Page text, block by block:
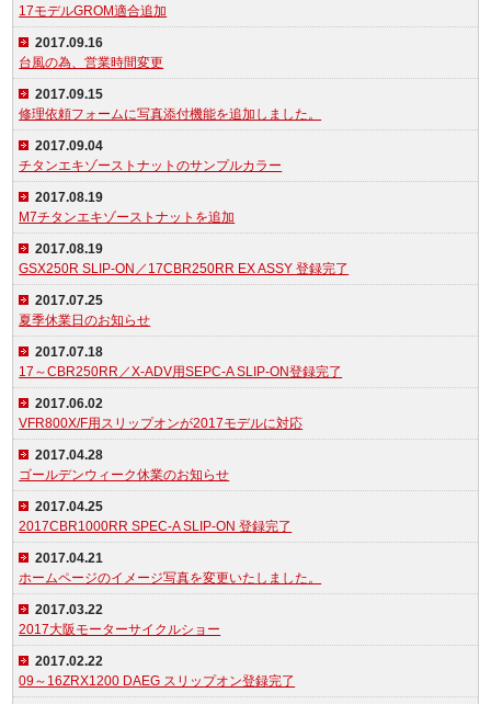
17モデルGROM適合追加
2017.09.16
台風の為、営業時間変更
2017.09.15
修理依頼フォームに写真添付機能を追加しました。
2017.09.04
チタンエキゾーストナットのサンプルカラー
2017.08.19
M7チタンエキゾーストナットを追加
2017.08.19
GSX250R SLIP-ON／17CBR250RR EX ASSY 登録完了
2017.07.25
夏季休業日のお知らせ
2017.07.18
17～CBR250RR／X-ADV用SEPC-A SLIP-ON登録完了
2017.06.02
VFR800X/F用スリップオンが2017モデルに対応
2017.04.28
ゴールデンウィーク休業のお知らせ
2017.04.25
2017CBR1000RR SPEC-A SLIP-ON 登録完了
2017.04.21
ホームページのイメージ写真を変更いたしました。
2017.03.22
2017大阪モーターサイクルショー
2017.02.22
09～16ZRX1200 DAEG スリップオン登録完了